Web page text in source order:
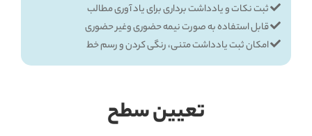
ثبت نکات و یادداشت برداری برای یاد آوری مطالب
قابل استفاده به صورت نیمه حضوری وغیر حضوری
امکان ثبت یادداشت متنی، رنگی کردن و رسم خط
تعیین سطح